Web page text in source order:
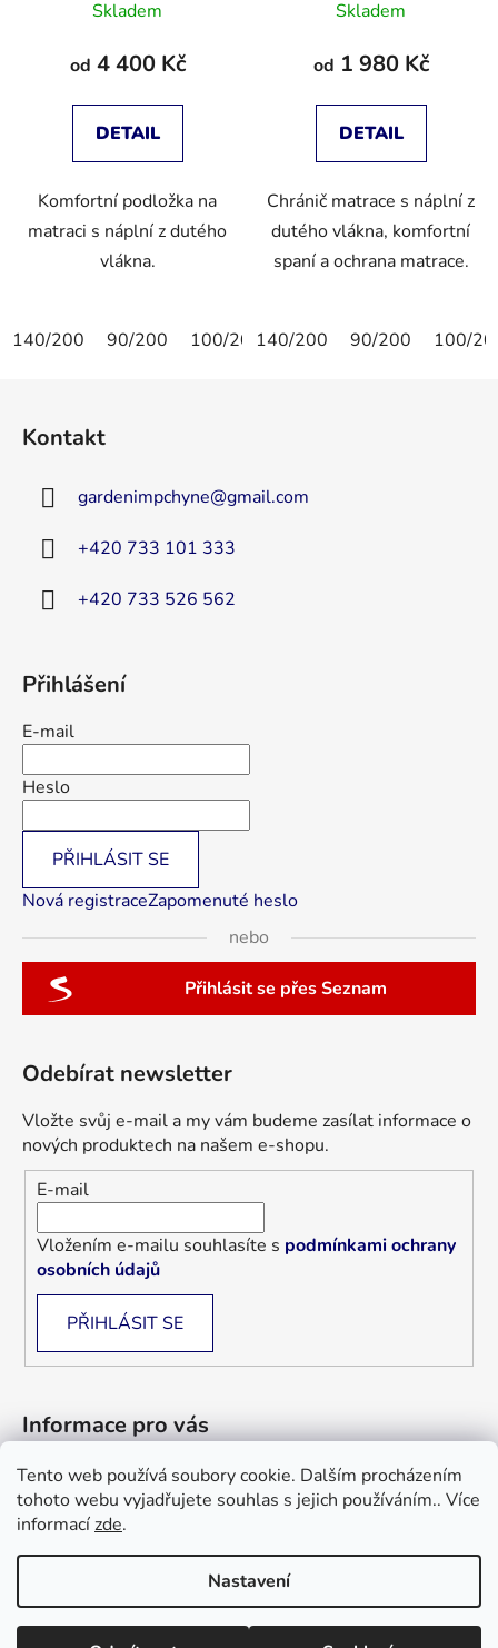
Tento web používá soubory cookie. Dalším procházením
tohoto webu vyjadřujete souhlas s jejich používáním.. Více
informacízde.
Nastavení
Informace a objednávky : +420 733 101 333, +420 733 526 562
Topper
Skladem
od 4 400 Kč
DETAIL
Komfortní podložka na
matraci s náplní z dutého
vlákna.
140/200 90/200 100/200 90/190
Clean Topper
Skladem
od 1 980 Kč
DETAIL
Chránič matrace s náplní z
dutého vlákna, komfortní
spaní a ochrana matrace.
140/200 90/200 100/
Kontakt
gardenimpchyne@gmail.com
+420 733 101 333
+420 733 526 562
Přihlášení
E-mail
Heslo
PŘIHLÁSIT SE
Nová registraceZapomenuté heslo
nebo
Přihlásit se přes Seznam
Odebírat newsletter
Vložte svůj e-mail a my vám budeme zasílat informace o
nových produktech na našem e-shopu.
E-mail
Vložením e-mailu souhlasíte s podmínkami ochrany
osobních údajů
PŘIHLÁSIT SE
Informace pro vás
Jak nakupovat
Obchodní podmínky
Vytvořil Shoptet